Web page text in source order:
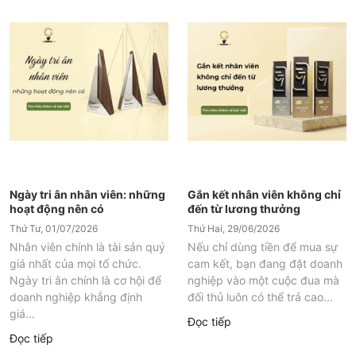
Ngày tri ân nhân viên: những
hoạt động nên có
Thứ Tư, 01/07/2026
Nhân viên chính là tài sản quý
giá nhất của mọi tổ chức.
Ngày tri ân chính là cơ hội để
doanh nghiệp khẳng định
giá...
Đọc tiếp
Gắn kết nhân viên không chỉ
đến từ lương thưởng
Thứ Hai, 29/06/2026
Nếu chỉ dùng tiền để mua sự
cam kết, bạn đang đặt doanh
nghiệp vào một cuộc đua mà
đối thủ luôn có thể trả cao...
Đọc tiếp